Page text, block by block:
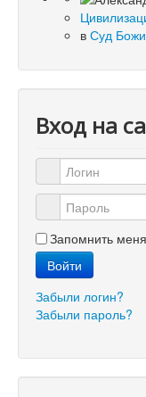
в Суд
Вход на
Логин
Пароль
Запомнить меня
Войти
Забыли логин?
Забыли пароль?